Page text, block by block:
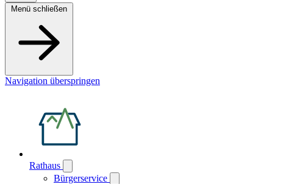
Menü schließen
Navigation überspringen
Rathaus
Bürgerservice